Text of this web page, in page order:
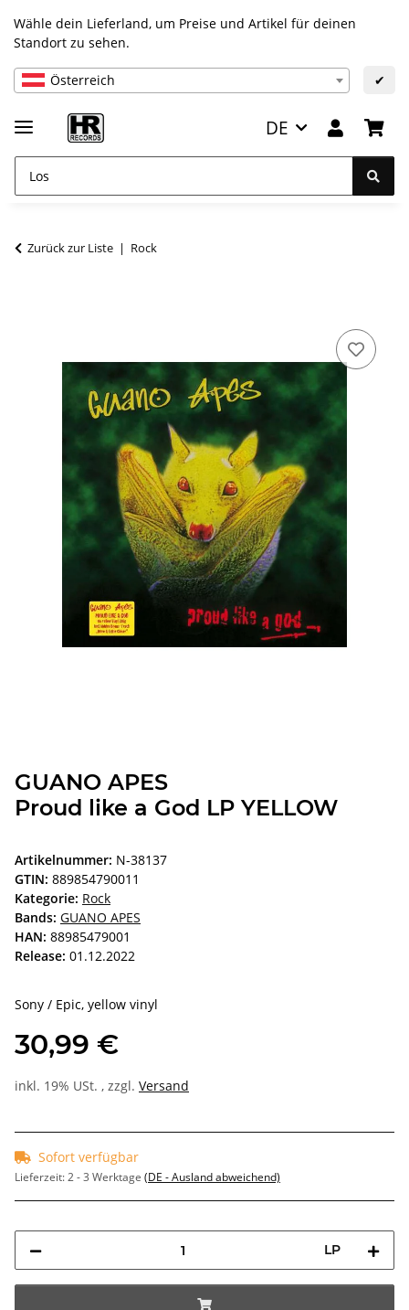
Wähle dein Lieferland, um Preise und Artikel für deinen
Standort zu sehen.
Österreich ✔
DE
Zurück zur Liste Rock
GUANO APES
Proud like a God LP YELLOW
Artikelnummer: N-38137
GTIN: 889854790011
Kategorie: Rock
Bands: GUANO APES
HAN: 88985479001
Release: 01.12.2022
Sony / Epic, yellow vinyl
30,99 €
inkl. 19% USt. , zzgl. Versand
Sofort verfügbar
Lieferzeit:2 - 3 Werktage (DE - Ausland abweichend)
LP